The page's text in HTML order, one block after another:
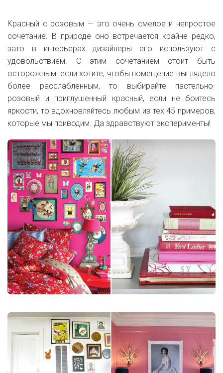
Красный с розовым — это очень смелое и непростое
сочетание. В природе оно встречается крайне редко,
зато в интерьерах дизайнеры его используют с
удовольствием. С этим сочетанием стоит быть
осторожным: если хотите, чтобы помещение выглядело
более расслабленным, то выбирайте пастельно-
розовый и приглушенный красный, если не боитесь
яркости, то вдохновляйтесь любым из тех 45 примеров,
которые мы приводим. Да здравствуют эксперименты!